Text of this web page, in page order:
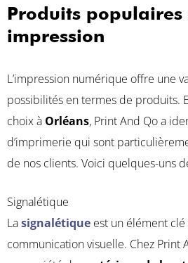
Produits populaires
impression
L’impression numérique offre une
possibilités en termes de produits.
choix à Orléans, Print And Qo a
d’imprimerie qui sont
de nos clients. Voici quelques-uns
Signalétique
Lasignalétique est un élément
communication visuelle. Chez Print